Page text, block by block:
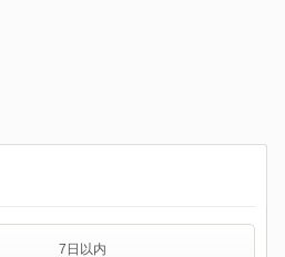
7日以内